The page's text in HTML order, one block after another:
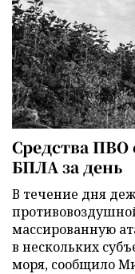
Средства ПВО
БПЛА за день
В течение дня
массированную
в нескольких
моря, сообщило